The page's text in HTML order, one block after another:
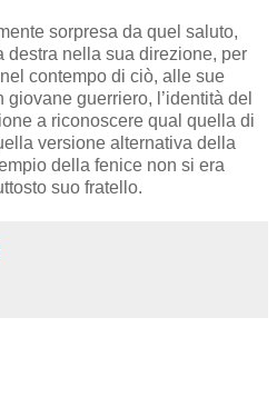
sorpresa da quel saluto,
destra nella sua direzione, per
contempo di ciò, alle sue
guerriero, l’identità del
a riconoscere qual quella di
versione alternativa della
della fenice non si era
suo fratello.